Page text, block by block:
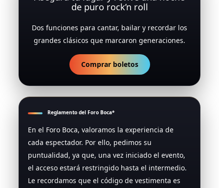
de puro rock’n roll
Dos funciones para cantar, bailar y recordar los
grandes clásicos que marcaron generaciones.
Comprar boletos
Reglamento del Foro Boca*
En el Foro Boca, valoramos la experiencia de
cada espectador. Por ello, pedimos su
puntualidad, ya que, una vez iniciado el evento,
el acceso estará restringido hasta el intermedio.
Le recordamos que el código de vestimenta es